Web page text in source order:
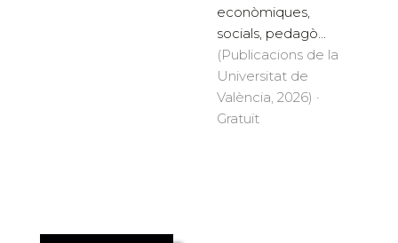
econòmiques,
socials, pedagò...
(Publicacions de la
Universitat de
València, 2026) ·
Gratuït